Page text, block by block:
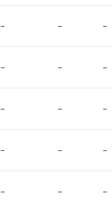
- - -
- - -
- - -
- - -
- - -